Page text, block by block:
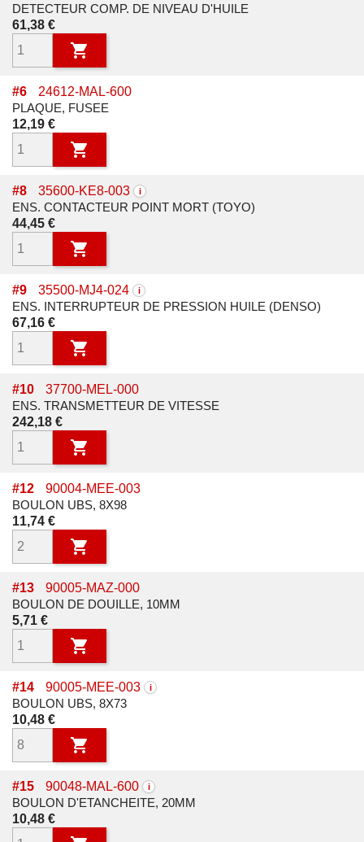
DETECTEUR COMP. DE NIVEAU D'HUILE
Prix
61,38 €

#6
24612-MAL-600
PLAQUE, FUSEE
Prix
12,19 €

#8 35600-KE8-003 i
ENS. CONTACTEUR POINT MORT (TOYO)
Prix
44,45 €

#9 35500-MJ4-024 i
ENS. INTERRUPTEUR DE PRESSION HUILE (DENSO)
Prix
67,16 €

#10
37700-MEL-000
ENS. TRANSMETTEUR DE VITESSE
Prix
242,18 €

#12
90004-MEE-003
BOULON UBS, 8X98
Prix
11,74 €

#13
90005-MAZ-000
BOULON DE DOUILLE, 10MM
Prix
5,71 €

#14 90005-MEE-003 i
BOULON UBS, 8X73
Prix
10,48 €

#15 90048-MAL-600 i
BOULON D'ETANCHEITE, 20MM
Prix
10,48 €